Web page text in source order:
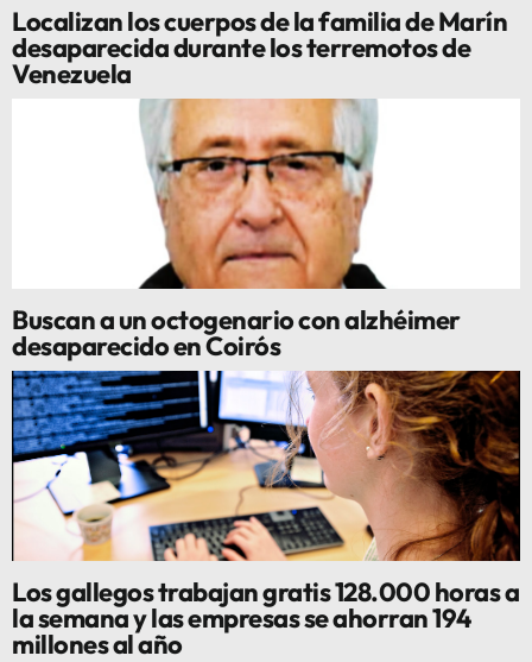
Localizan los cuerpos de la familia de Marín
desaparecida durante los terremotos de
Venezuela
Buscan a un octogenario con alzhéimer
desaparecido en Coirós
Los gallegos trabajan gratis 128.000 horas a
la semana y las empresas se ahorran 194
millones al año